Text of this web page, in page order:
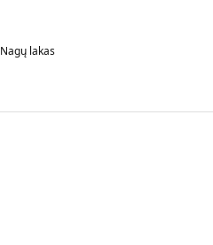
Nagų lakas